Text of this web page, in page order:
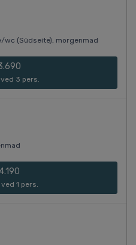
wc (Südseite), morgenmad
3 pers.
1 pers.